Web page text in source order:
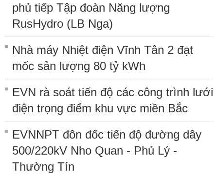
phủ tiếp Tập đoàn Năng lượng
RusHydro (LB Nga)
Nhà máy Nhiệt điện Vĩnh Tân 2 đạt
mốc sản lượng 80 tỷ kWh
EVN rà soát tiến độ các công trình lưới
điện trọng điểm khu vực miền Bắc
EVNNPT đôn đốc tiến độ đường dây
500/220kV Nho Quan - Phủ Lý -
Thường Tín